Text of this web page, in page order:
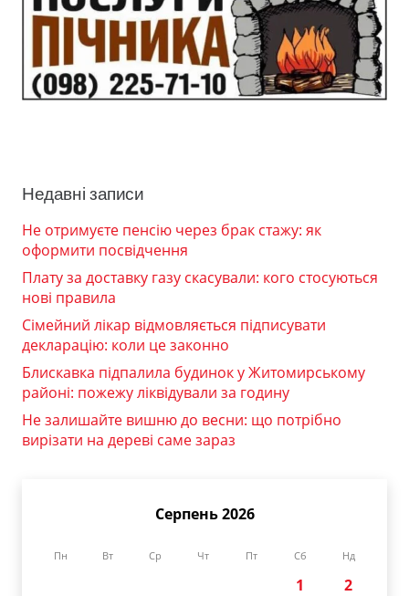
Недавні записи
Не отримуєте пенсію через брак стажу: як
оформити посвідчення
Плату за доставку газу скасували: кого стосуються
нові правила
Сімейний лікар відмовляється підписувати
декларацію: коли це законно
Блискавка підпалила будинок у Житомирському
районі: пожежу ліквідували за годину
Не залишайте вишню до весни: що потрібно
вирізати на дереві саме зараз
Серпень 2026
Пн Вт Ср Чт Пт Сб Нд
1
2